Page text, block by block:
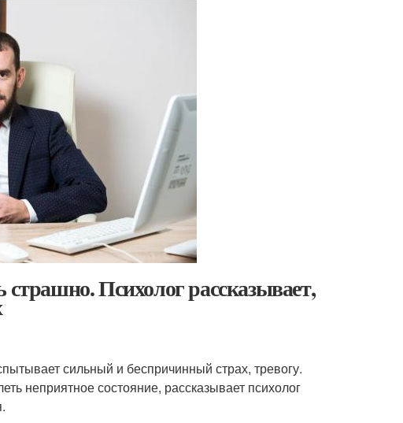
Психолог рассказывает,
сильный и беспричинный страх, тревогу.
неприятное состояние, рассказывает психолог